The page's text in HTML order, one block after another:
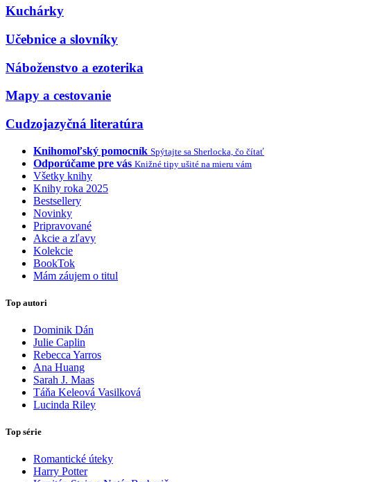
Kuchárky
Učebnice a slovníky
Náboženstvo a ezoterika
Mapy a cestovanie
Cudzojazyčná literatúra
Knihomoľský pomocník Spýtajte sa Sherlocka, čo čítať
Odporúčame pre vás Knižné tipy ušité na mieru vám
Všetky knihy
Knihy roka 2025
Bestsellery
Novinky
Pripravované
Akcie a zľavy
Kolekcie
BookTok
Mám záujem o titul
Top autori
Dominik Dán
Julie Caplin
Rebecca Yarros
Ana Huang
Sarah J. Maas
Táňa Keleová Vasilková
Lucinda Riley
Top série
Romantické úteky
Harry Potter